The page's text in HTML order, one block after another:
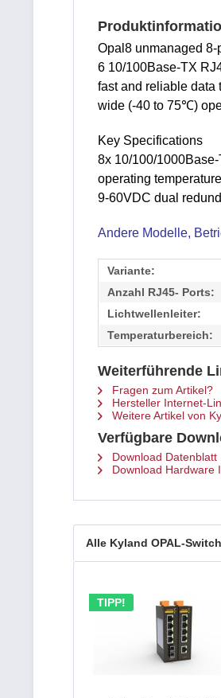
Opal8 unmanaged
6 10/100Base-TX
fast and reliable data
wide (-40 to 75℃)
Key Specifications
8x 10/100/
operating
9-60VDC dual
Andere Modelle,
Variante:
Anzahl RJ45- Ports:
Lichtwellenleiter:
Temperaturbereich:
Weiterführende
Fragen zum Artikel?
Hersteller Internet-
Weitere Artikel von
Verfügbare
Download Datenblatt
Download Hardware
Alle Kyland OPAL-
TIPP!